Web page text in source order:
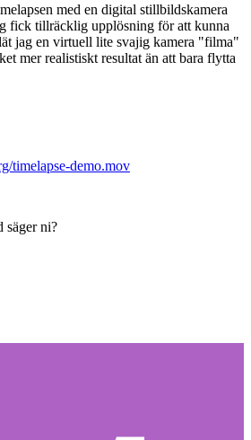
med en digital stillbildskamera
fick tillräcklig upplösning för att kunna
jag en virtuell lite svajig kamera "filma"
mer realistiskt resultat än att bara flytta
timelapse-demo.mov
säger ni?